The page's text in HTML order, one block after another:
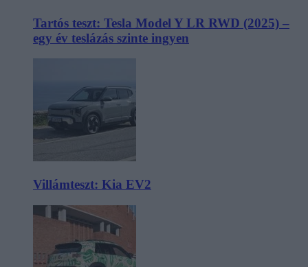
Tartós teszt: Tesla Model Y LR RWD (2025) –
egy év teslázás szinte ingyen
Villámteszt: Kia EV2